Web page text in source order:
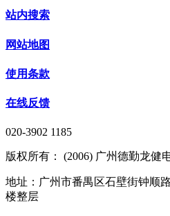
站内搜索
网站地图
使用条款
在线反馈
020-3902 1185
版权所有： (2006) 广州德勤龙健
地址：广州市番禺区石壁街钟顺
楼整层